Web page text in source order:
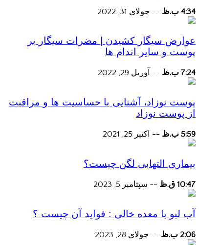
4:34 ب.ظ -- جولای 31, 2022
عوارض سیگار کشیدن | مضرات سیگار بر
پوست و سایر اندام ها
7:24 ب.ظ -- آوریل 29, 2022
پوست نوزاد، آشنایی با حساسیت ها و مراقبت
از پوست نوزاد
5:59 ب.ظ -- اکتبر 25, 2021
بیماری التهابی لگن چیست؟
10:47 ق.ظ -- سپتامبر 5, 2023
آب لبو با معده خالی : فواید آن چیست ؟
2:06 ب.ظ -- جولای 28, 2023